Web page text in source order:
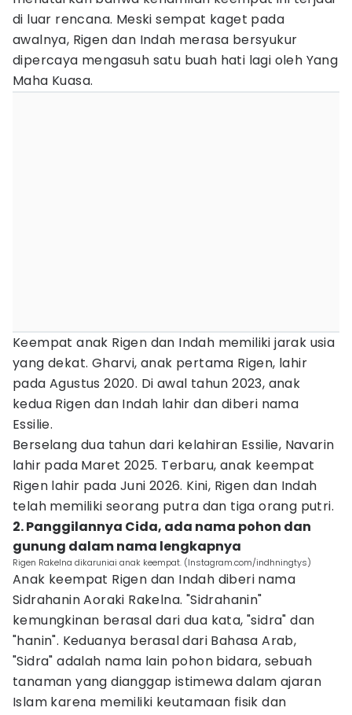
di luar rencana. Meski sempat kaget pada
awalnya, Rigen dan Indah merasa bersyukur
dipercaya mengasuh satu buah hati lagi oleh Yang
Maha Kuasa.
Keempat anak Rigen dan Indah memiliki jarak usia
yang dekat. Gharvi, anak pertama Rigen, lahir
pada Agustus 2020. Di awal tahun 2023, anak
kedua Rigen dan Indah lahir dan diberi nama
Essilie.
Berselang dua tahun dari kelahiran Essilie, Navarin
lahir pada Maret 2025. Terbaru, anak keempat
Rigen lahir pada Juni 2026. Kini, Rigen dan Indah
telah memiliki seorang putra dan tiga orang putri.
2. Panggilannya Cida, ada nama pohon dan
gunung dalam nama lengkapnya
Rigen Rakelna dikaruniai anak keempat. (Instagram.com/indhningtys)
Anak keempat Rigen dan Indah diberi nama
Sidrahanin Aoraki Rakelna. "Sidrahanin"
kemungkinan berasal dari dua kata, "sidra" dan
"hanin". Keduanya berasal dari Bahasa Arab,
"Sidra" adalah nama lain pohon bidara, sebuah
tanaman yang dianggap istimewa dalam ajaran
Islam karena memiliki keutamaan fisik dan